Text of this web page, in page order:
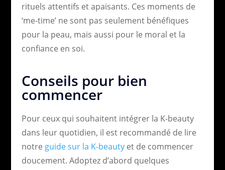
rituels attentifs et apaisants. Ces moments de
‘me-time’ ne sont pas seulement bénéfiques
pour la peau, mais aussi pour le moral et la
confiance en soi.
Conseils pour bien
commencer
Pour ceux qui souhaitent intégrer la K-beauty
dans leur quotidien, il est recommandé de lire
notre guide sur la K-beautyet de commencer
doucement. Adoptez d’abord quelques